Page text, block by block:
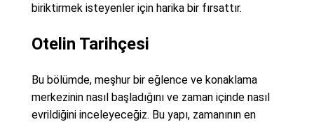
biriktirmek isteyenler için harika bir fırsattır.
Otelin Tarihçesi
Bu bölümde, meşhur bir eğlence ve konaklama
merkezinin nasıl başladığını ve zaman içinde nasıl
evrildiğini inceleyeceğiz. Bu yapı, zamanının en